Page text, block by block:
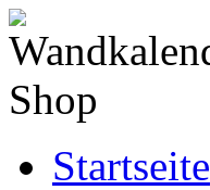
Startseite